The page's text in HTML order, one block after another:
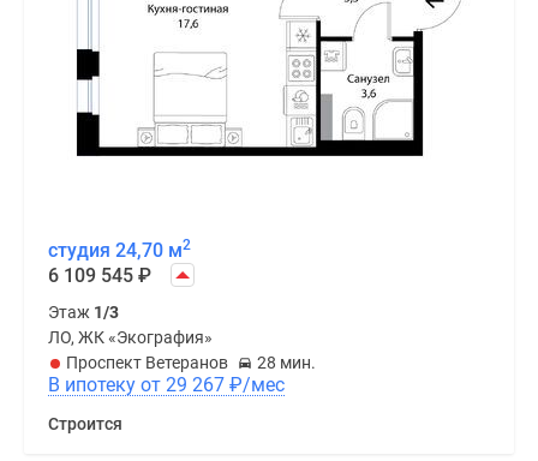
студия 24,70 м2
6 109 545 ₽
Этаж 1/3
ЛО, ЖК «Экография»
Проспект Ветеранов
28 мин.
В ипотеку от 29 267 ₽/мес
Строится